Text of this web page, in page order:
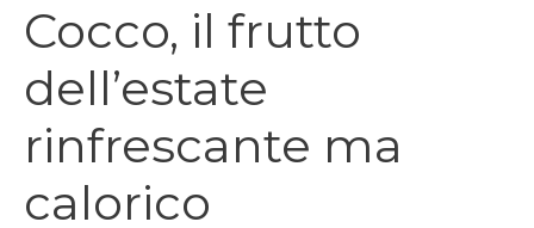
Cocco, il frutto
dell’estate
rinfrescante ma
calorico